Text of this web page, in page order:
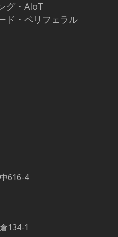
グ・AIoT
ド・ペリフェラル
616-4
134-1